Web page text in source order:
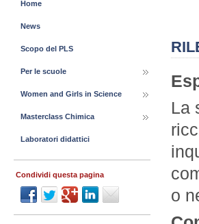
La
o
Home
News
Scopo del PLS
Per le scuole
Women and Girls in Science
Masterclass Chimica
Laboratori didattici
Condividi questa pagina